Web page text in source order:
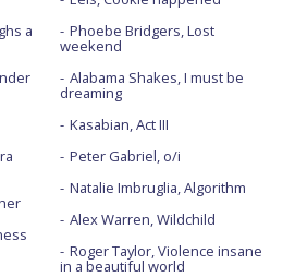
a
Phoebe Bridgers, Lost
weekend
Alabama Shakes, I must be
dreaming
Kasabian, Act III
Peter Gabriel, o/i
Natalie Imbruglia, Algorithm
Alex Warren, Wildchild
Roger Taylor, Violence insane
in a beautiful world